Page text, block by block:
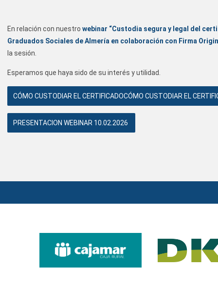
En relación con nuestro webinar “Custodia segura y legal del
Graduados Sociales de Almería en colaboración con Firma
la sesión.
Esperamos que haya sido de su interés y utilidad.
CÓMO CUSTODIAR EL CERTIFICADOCÓMO CUSTODIAR EL
PRESENTACION WEBINAR 10.02.2026